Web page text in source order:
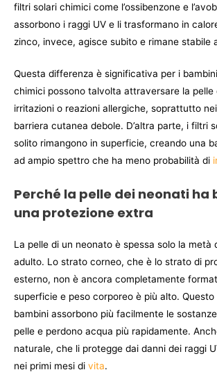
filtri solari chimici come l’ossibenzone e
assorbono i raggi UV e li trasformano in
zinco, invece, agisce subito e rimane stabile
Questa differenza è significativa per i
chimici possono talvolta attraversare la pelle
irritazioni o reazioni allergiche, soprattutto
barriera cutanea debole. D’altra parte, i filtri
solito rimangono in superficie, creando una
ad ampio spettro che ha meno probabilità di
Perché la pelle dei neonati ha
una protezione extra
La pelle di un neonato è spessa solo la metà
adulto. Lo strato corneo, che è lo strato di
esterno, non è ancora completamente
superficie e peso corporeo è più alto.
bambini assorbono più facilmente le
pelle e perdono acqua più rapidamente.
naturale, che li protegge dai danni dei raggi
nei primi mesi di vita.